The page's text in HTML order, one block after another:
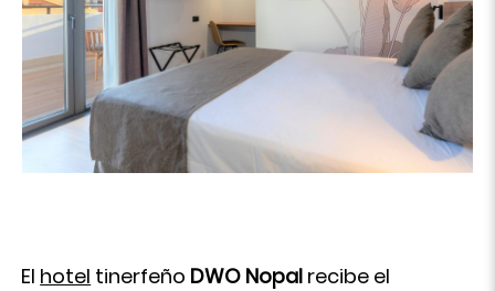
El hotel tinerfeño DWO Nopal recibe el